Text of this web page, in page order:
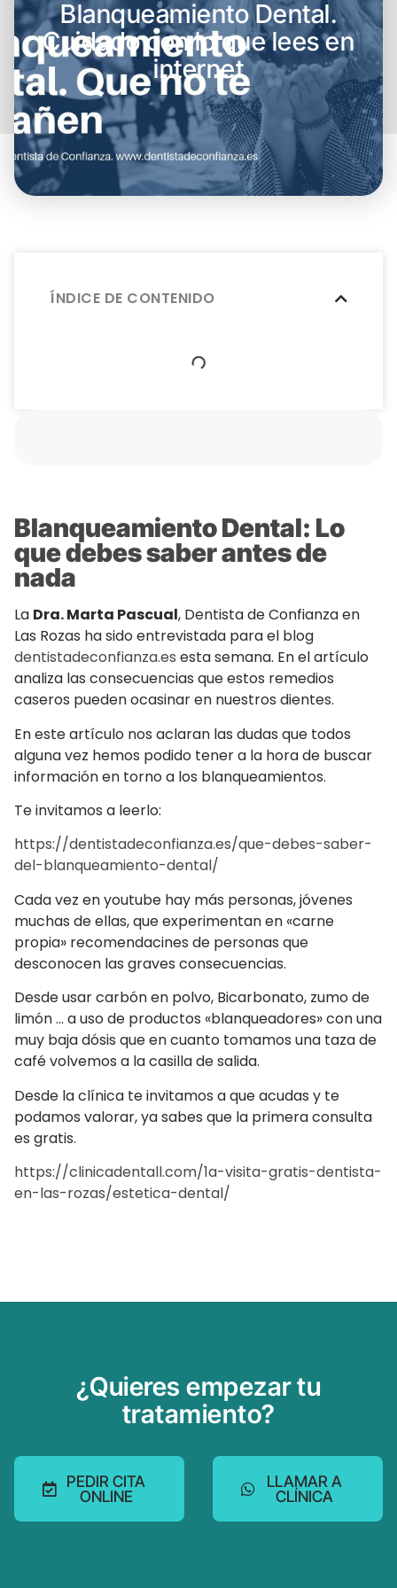
Blanqueamiento Dental.
Cuidado con lo que lees en
internet
ÍNDICE DE CONTENIDO
Blanqueamiento Dental: Lo
que debes saber antes de
nada
La Dra. Marta Pascual, Dentista de Confianza en
Las Rozas ha sido entrevistada para el blog
dentistadeconfianza.es esta semana. En el artículo
analiza las consecuencias que estos remedios
caseros pueden ocasinar en nuestros dientes.
En este artículo nos aclaran las dudas que todos
alguna vez hemos podido tener a la hora de buscar
información en torno a los blanqueamientos.
Te invitamos a leerlo:
https://dentistadeconfianza.es/que-debes-saber-
del-blanqueamiento-dental/
Cada vez en youtube hay más personas, jóvenes
muchas de ellas, que experimentan en «carne
propia» recomendacines de personas que
desconocen las graves consecuencias.
Desde usar carbón en polvo, Bicarbonato, zumo de
limón … a uso de productos «blanqueadores» con una
muy baja dósis que en cuanto tomamos una taza de
café volvemos a la casilla de salida.
Desde la clínica te invitamos a que acudas y te
podamos valorar, ya sabes que la primera consulta
es gratis.
https://clinicadentall.com/1a-visita-gratis-dentista-
en-las-rozas/estetica-dental/
¿Quieres empezar tu
tratamiento?
PEDIR CITA
ONLINE
LLAMAR A
CLÍNICA